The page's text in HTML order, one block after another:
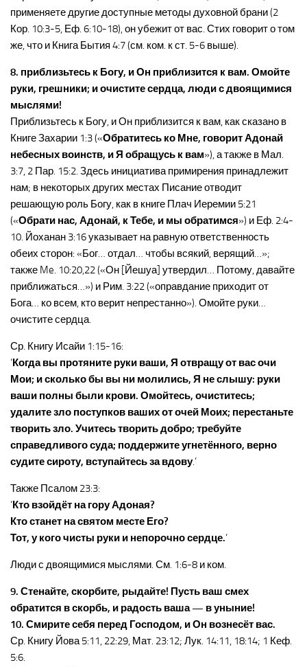
применяете другие доступные методы духовной брани (2
Кор. 10:3-5, Еф. 6:10-18), он убежит от вас. Стих говорит о том
же, что и Книга Бытия 4:7 (см. ком. к ст. 5-6 выше).
8. приблизьтесь к Богу, и Он приблизится к вам. Омойте
руки, грешники; и очистите сердца, люди с двоящимися
мыслями!
Приблизьтесь к Богу, и Он приблизится к вам, как сказано в
Книге Захарии 1:3 («Обратитесь ко Мне, говорит Адонай
небесных воинств, и Я обращусь к вам»), а также в Мал.
3:7, 2 Пар. 15:2. Здесь инициатива примирения принадлежит
нам; в некоторых других местах Писание отводит
решающую роль Богу, как в книге Плач Иеремии 5:21
(«Обрати нас, Адонай, к Тебе, и мы обратимся») и Еф. 2:4-
10. Йоханан 3:16 указывает на равную ответственность
обеих сторон: «Бог… отдал… чтобы всякий, верящий…»;
также Me. 10:20,22 («Он [Йешуа] утвердил… Потому, давайте
приближаться…») и Рим. 3:22 («оправдание приходит от
Бога… ко всем, кто верит непрестанно»). Омойте руки…
очистите сердца.
Ср. Книгу Исайи 1:15-16:
‘Когда вы протяните руки ваши, Я отвращу от вас очи
Мои; и сколько бы вы ни молились, Я не слышу: руки
ваши полны были крови. Омойтесь, очиститесь;
удалите зло поступков ваших от очей Моих; перестаньте
творить зло. Учитесь творить добро; требуйте
справедливого суда; поддержите угнетённого, верно
судите сироту, вступайтесь за вдову.’
Также Псалом 23:3:
‘Кто взойдёт на гору Адоная?
Кто станет на святом месте Его?
Тот, у кого чисты руки и непорочно сердце.‘
Люди с двоящимися мыслями. См. 1:6-8 и ком.
9. Стенайте, скорбите, рыдайте! Пусть ваш смех
обратится в скорбь, и радость ваша — в уныние!
10. Смирите себя перед Господом, и Он вознесёт вас.
Ср. Книгу Йова 5:11, 22:29, Мат. 23:12; Лук. 14:11, 18:14; 1 Кеф.
5:6.